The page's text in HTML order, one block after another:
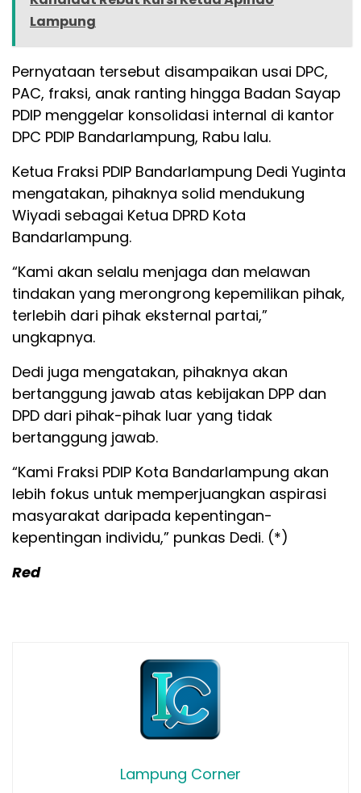
Lampung
Pernyataan tersebut disampaikan usai DPC,
PAC, fraksi, anak ranting hingga Badan Sayap
PDIP menggelar konsolidasi internal di kantor
DPC PDIP Bandarlampung, Rabu lalu.
Ketua Fraksi PDIP Bandarlampung Dedi Yuginta
mengatakan, pihaknya solid mendukung
Wiyadi sebagai Ketua DPRD Kota
Bandarlampung.
“Kami akan selalu menjaga dan melawan
tindakan yang merongrong kepemilikan pihak,
terlebih dari pihak eksternal partai,”
ungkapnya.
Dedi juga mengatakan, pihaknya akan
bertanggung jawab atas kebijakan DPP dan
DPD dari pihak-pihak luar yang tidak
bertanggung jawab.
“Kami Fraksi PDIP Kota Bandarlampung akan
lebih fokus untuk memperjuangkan aspirasi
masyarakat daripada kepentingan-
kepentingan individu,” punkas Dedi. (*)
Red
Lampung Corner